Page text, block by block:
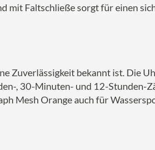
mit Faltschließe sorgt für einen
Zuverlässigkeit bekannt ist. Die
, 30-Minuten- und 12-Stunden-
Mesh Orange auch für